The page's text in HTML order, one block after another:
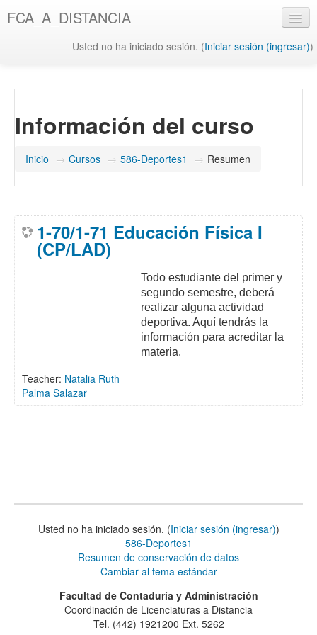
al
FCA_A_DISTANCIA
Usted no ha iniciado sesión. (Iniciar sesión (ingresar))
Biblioteca UAQ
FCA
Misión y Visión FCA
Biblioteca FCA
Información del curso
Inicio → Cursos → 586-Deportes1 → Resumen
1-70/1-71 Educación Física I
(CP/LAD)
Todo estudiante del primer y
segundo semestre, deberá
realizar alguna actividad
deportiva. Aquí tendrás la
información para acreditar la
materia.
Teacher: Natalia Ruth
Palma Salazar
Usted no ha iniciado sesión. (Iniciar sesión (ingresar))
586-Deportes1
Resumen de conservación de datos
Cambiar al tema estándar
Facultad de Contaduría y Administración
Coordinación de Licenciaturas a Distancia
Tel. (442) 1921200 Ext. 5262